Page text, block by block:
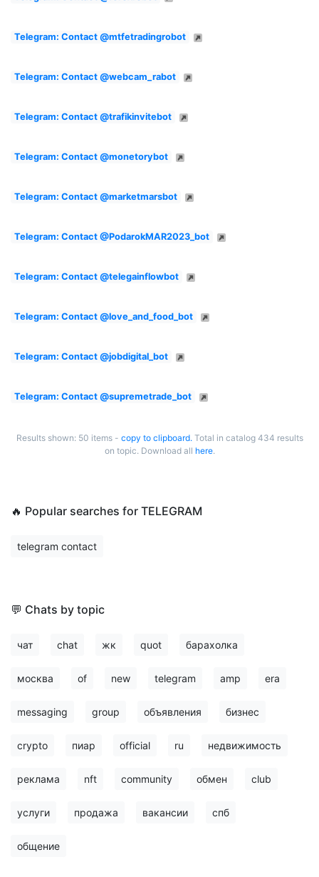
Telegram: Contact @mtfetradingrobot
Telegram: Contact @webcam_rabot
Telegram: Contact @trafikinvitebot
Telegram: Contact @monetorybot
Telegram: Contact @marketmarsbot
Telegram: Contact @PodarokMAR2023_bot
Telegram: Contact @telegainflowbot
Telegram: Contact @love_and_food_bot
Telegram: Contact @jobdigital_bot
Telegram: Contact @supremetrade_bot
Results shown: 50 items - copy to clipboard. Total in catalog 434 results
on topic. Download all here.
🔥 Popular searches for TELEGRAM
telegram contact
💬 Chats by topic
чат chat жк quot барахолка
москва of new telegram amp era
messaging group объявления бизнес
crypto пиар official ru недвижимость
реклама nft community обмен club
услуги продажа вакансии спб
общение